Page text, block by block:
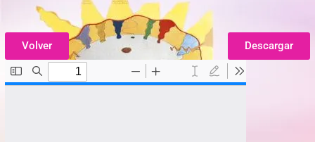
Volver Descargar